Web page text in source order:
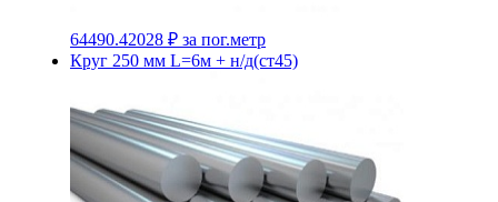
64490.42028 ₽ за пог.метр
Круг 250 мм L=6м + н/д(ст45)